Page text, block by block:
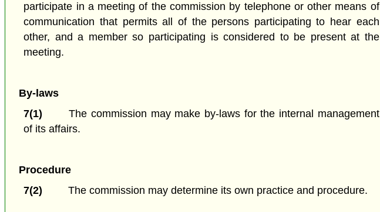
participate in a meeting of the commission by telephone or other means of
communication that permits all of the persons participating to hear each
other, and a member so participating is considered to be present at the
meeting.
By-laws
7(1)
The commission may make by-laws for the internal management
of its affairs.
Procedure
7(2)
The commission may determine its own practice and procedure.